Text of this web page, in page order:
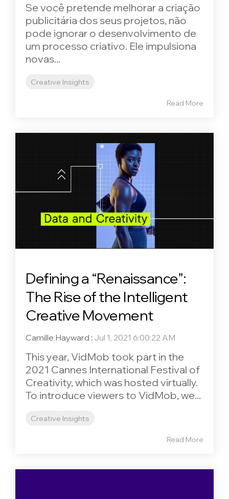
Se você pretende melhorar a criação
publicitária dos seus projetos, não
pode ignorar o desenvolvimento de
um processo criativo. Ele impulsiona
novas...
Creative Insights
Read More
Defining a “Renaissance”:
The Rise of the Intelligent
Creative Movement
Camille Hayward : Jul 1, 2021 6:00:22 AM
This year, VidMob took part in the
2021 Cannes International Festival of
Creativity, which was hosted virtually.
To introduce viewers to VidMob, we...
Creative Insights
Read More